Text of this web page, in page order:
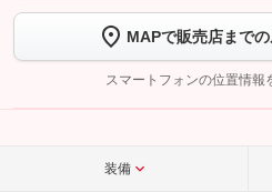
トーク画面で
ボタンをタッ
完了してください。
こちら
MAPで販売店まで
スマートフォンの位置情報
装備